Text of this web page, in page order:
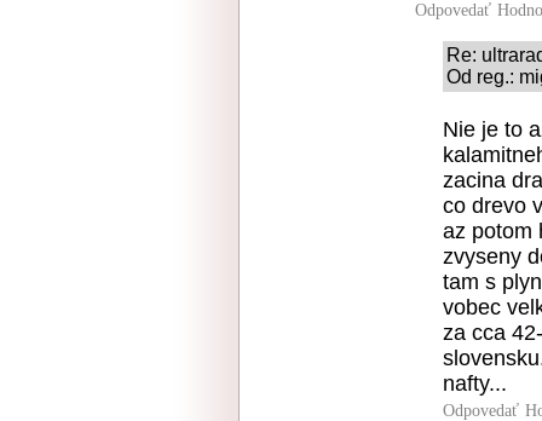
Odpovedať
Re:
Od reg.:
Nie je to
zacina
co drevo
az potom
zvyseny
tam s
vobec
za cca
nafty...
Odpovedať